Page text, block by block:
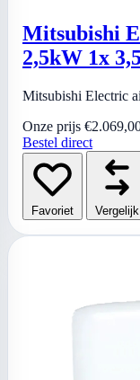
Mitsubishi
2,5kW 1x
Mitsubishi Electric
Onze prijs
Bestel direct
Favoriet Vergelijk